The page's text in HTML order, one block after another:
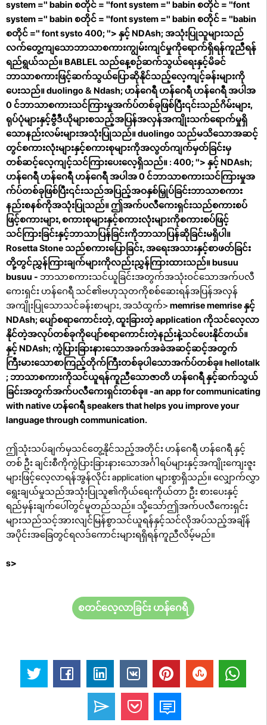
system =" babin စတိုင် = "font system =" babin စတိုင် = "font
system =" babin စတိုင် = "font system =" babin စတိုင် = "babin
စတိုင် =" font systo 400; "> နှင့် NDAsh; အသုံးပြုသူများသည်
လက်တွေ့ကျသောဘာသာစကားကျွမ်းကျင်မှုကိုရောက်ရှိရန်ကူညီရန်
ရည်ရွယ်သည်။ BABLEL သည်နေ့စဉ်ဆက်သွယ်ရေးနှင့်မိခင်
ဘာသာစကားဖြင့်ဆက်သွယ်ပြောဆိုနိုင်သည့်လေ့ကျင့်ခန်းများကို
ပေးသည်။duolingo& Ndash; ဟန်ဂေရီ ဟန်ဂေရီ ဟန်ဂေရီ အပါအ
0 င်ဘာသာစကားသင်ကြားမှုအက်ပ်တစ်ခုဖြစ်ပြီး၎င်းသည်ဂိမ်းများ,
ရုပ်ပုံများနှင့်ဗွီဒီယိုများစသည့်အပြန်အလှန်အကျိုးသက်ရောက်မှုရှိ
သောနည်းလမ်းများအသုံးပြုသည်။ duolingo သည်မသိသောအဆင့်
တွင်စကားလုံးများနှင့်စကားစုများကိုအလွတ်ကျက်မှတ်ခြင်းမှ
တစ်ဆင့်လေ့ကျင့်သင်ကြားပေးလေ့ရှိသည်။ : 400; "> နှင့် NDAsh;
ဟန်ဂေရီ ဟန်ဂေရီ ဟန်ဂေရီ အပါအ 0 င်ဘာသာစကားသင်ကြားမှုအ
က်ပ်တစ်ခုဖြစ်ပြီး၎င်းသည်အပြည့်အဝနှစ်မြှုပ်ခြင်းဘာသာစကား
နည်းစနစ်ကိုအသုံးပြုသည်။ ဤအက်ပလီကေးရှင်းသည်စကားစပ်
ဖြင့်စကားများ, စကားစုများနှင့်စကားလုံးများကိုစကားစပ်ဖြင့်
သင်ကြားခြင်းနှင့်ဘာသာပြန်ခြင်းကိုဘာသာပြန်ဆိုခြင်းမရှိပါ။
Rosetta Stone သည်စကားပြောခြင်း, အရေးအသားနှင့်စာဖတ်ခြင်း
တို့တွင်ညွှန်ကြားချက်များကိုလည်းညွှန်ကြားထားသည်။busuu
busuu - ဘာသာစကားသင်ယူခြင်းအတွက်အသုံးဝင်သောအက်ပလီ
ကေးရှင်း ဟန်ဂေရီ သင်၏ဗဟုသုတကိုစစ်ဆေးရန်အပြန်အလှန်
အကျိုးပြုသောသင်ခန်းစာများ, အသံထွက်> memrisememriseနှင့်
NDAsh; ပျော်စရာကောင်းတဲ့, ထူးခြားတဲ့ application ကိုသင်လေ့လာ
နိုင်တဲ့အလုပ်တစ်ခုကိုပျော်စရာကောင်းတဲ့နည်းနဲ့သင်ပေးနိုင်တယ်။
နှင့် NDAsh; ကွဲပြားခြားနားသောအခက်အခဲအဆင့်ဆင့်အတွက်
ကြီးမားသောစာကြည့်တိုက်ကြီးတစ်ခုပါသောအက်ပ်တစ်ခု။hellotalk
; ဘာသာစကားကိုသင်ယူရန်ကူညီသောဇာတိ ဟန်ဂေရီ နှင့်ဆက်သွယ်
ခြင်းအတွက်အက်ပလီကေးရှင်းတစ်ခု။ -an app for communicating
with native ဟန်ဂေရီ speakers that helps you improve your
language through communication.
ဤသုံးသပ်ချက်မှသင်တွေ့နိုင်သည့်အတိုင်း ဟန်ဂေရီ ဟန်ဂေရီ နှင့်
တစ် ဦး ချင်းစီကိုကွဲပြားခြားနားသောအင်္ဂါရပ်များနှင့်အကျိုးကျေးဇူး
များဖြင့်လေ့လာရန်အွန်လိုင်း application များစွာရှိသည်။ လျှောက်လွှာ
ရွေးချယ်မှုသည်အသုံးပြုသူ၏ကိုယ်ရေးကိုယ်တာ ဦး စားပေးနှင့်
ရည်မှန်းချက်ပေါ်တွင်မူတည်သည်။ သို့သော်ဤအက်ပလီကေးရှင်း
များသည်သင့်အားလျင်မြန်စွာသင်ယူရန်နှင့်သင်လိုအပ်သည့်အချိန်
အပိုင်းအခြေတွင်ရလဒ်ကောင်းများရရှိရန်ကူညီလိမ့်မည်။
s>
စတင်လေ့လာခြင်း ဟန်ဂေရီ